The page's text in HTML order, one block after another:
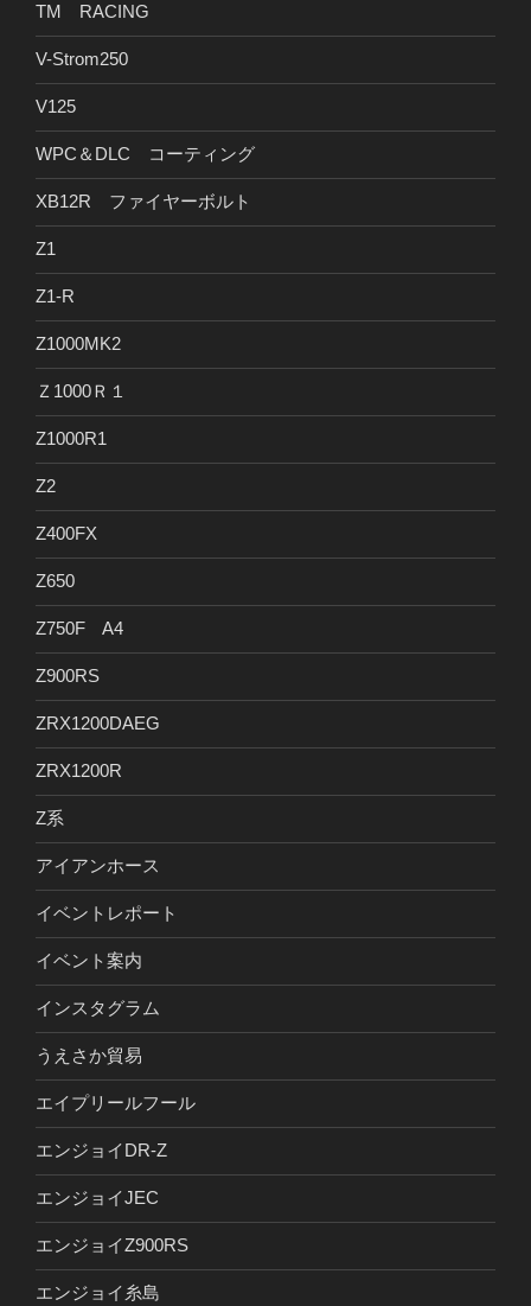
TM RACING
V-Strom250
V125
WPC＆DLC コーティング
XB12R ファイヤーボルト
Z1
Z1-R
Z1000MK2
Ｚ1000Ｒ１
Z1000R1
Z2
Z400FX
Z650
Z750F A4
Z900RS
ZRX1200DAEG
ZRX1200R
Z系
アイアンホース
イベントレポート
イベント案内
インスタグラム
うえさか貿易
エイプリールフール
エンジョイDR-Z
エンジョイJEC
エンジョイZ900RS
エンジョイ糸島